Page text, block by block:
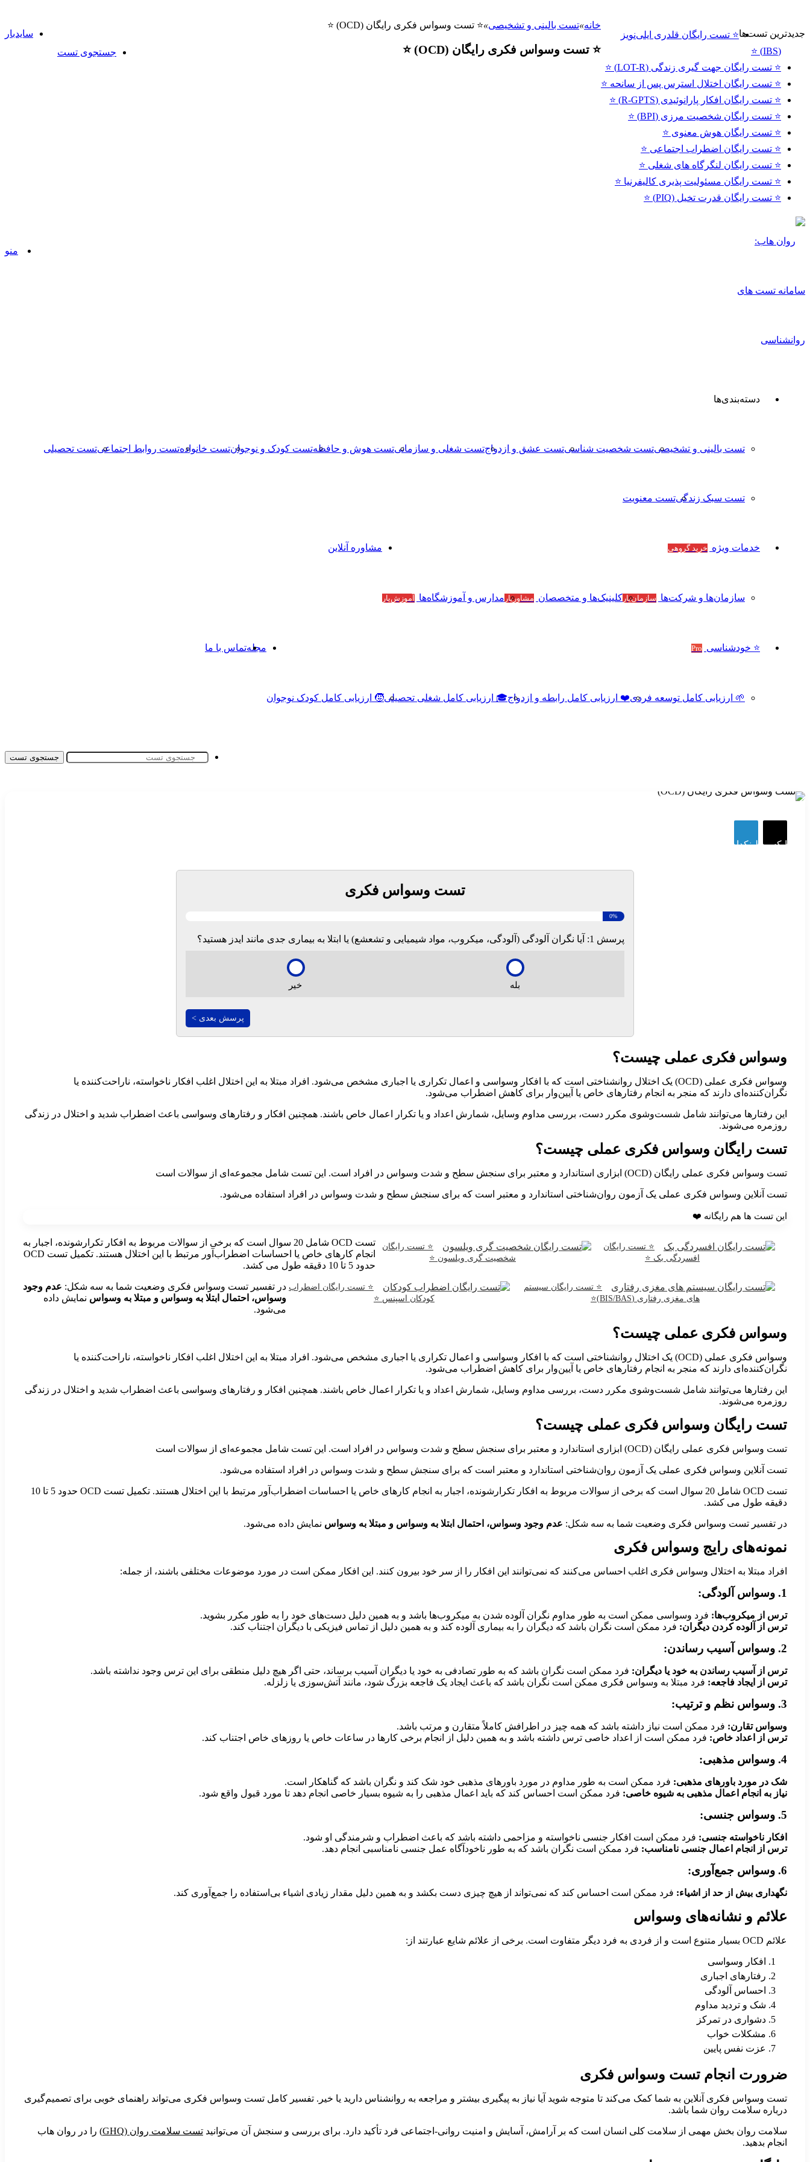
جدیدترین تست‌ها⭐ تست رایگان قلدری ایلی‌نویز
(IBS) ⭐
⭐ تست رایگان جهت گیری زندگی (LOT-R) ⭐
⭐ تست رایگان اختلال استرس پس از سانحه ⭐
⭐ تست رایگان افکار پارانوئیدی (R-GPTS) ⭐
⭐ تست رایگان شخصیت مرزی (BPI) ⭐
⭐ تست رایگان هوش معنوی ⭐
⭐ تست رایگان اضطراب اجتماعی ⭐
⭐ تست رایگان لنگرگاه های شغلی ⭐
⭐ تست رایگان مسئولیت پذیری کالیفرنیا ⭐
⭐ تست رایگان قدرت تخیل (PIQ) ⭐
سایدبار
جستجوی تست
منو
دسته‌بندی‌ها
تست بالینی و تشخیصیتست شخصیت شناسیتست عشق و ازدواجتست شغلی و سازمانیتست هوش و حافظهتست کودک و نوجوانتست خانوادهتست روابط اجتماعیتست تحصیلی
تست سبک زندگیتست معنویت
خدمات ویژه خرید گروهی
سازمان‌ها و شرکت‌ها سازمان‌یار کلینیک‌ها و متخصصان مشاوریار مدارس و آموزشگاه‌ها آموزش‌یار
مشاوره آنلاین
⭐ خودشناسی Pro
🌱 ارزیابی کامل توسعه فردی❤️ ارزیابی کامل رابطه و ازدواج🎓 ارزیابی کامل شغلی تحصیلی🧒 ارزیابی کامل کودک نوجوان
مجلهتماس با ما
جستجوی تست
خانه»تست بالینی و تشخیصی»⭐ تست وسواس فکری رایگان (OCD) ⭐
⭐ تست وسواس فکری رایگان (OCD) ⭐
ایکس لینکداین
تست وسواس فکری
0%
پرسش 1: آیا نگران آلودگی (آلودگی، میکروب، مواد شیمیایی و تشعشع) یا ابتلا به بیماری جدی مانند ایدز هستید؟
بله خیر
پرسش بعدی >
وسواس فکری عملی چیست؟
وسواس فکری عملی (OCD) یک اختلال روانشناختی است که با افکار وسواسی و اعمال تکراری یا اجباری مشخص می‌شود. افراد مبتلا به این اختلال اغلب افکار ناخواسته، ناراحت‌کننده یا
نگران‌کننده‌ای دارند که منجر به انجام رفتارهای خاص یا آیین‌وار برای کاهش اضطراب می‌شود.
این رفتارها می‌توانند شامل شست‌وشوی مکرر دست، بررسی مداوم وسایل، شمارش اعداد و یا تکرار اعمال خاص باشند. همچنین افکار و رفتارهای وسواسی باعث اضطراب شدید و اختلال در زندگی
روزمره می‌شوند.
تست رایگان وسواس فکری عملی چیست؟
تست وسواس فکری عملی رایگان (OCD) ابزاری استاندارد و معتبر برای سنجش سطح و شدت وسواس در افراد است. این تست شامل مجموعه‌ای از سوالات است
تست آنلاین وسواس فکری عملی یک آزمون روان‌شناختی استاندارد و معتبر است که برای سنجش سطح و شدت وسواس در افراد استفاده می‌شود.
این تست ها هم رایگانه ❤️
⭐ تست رایگان
افسردگی بک ⭐
⭐ تست رایگان
شخصیت گری ویلسون ⭐
⭐ تست رایگان سیستم
های مغزی رفتاری (BIS/BAS)⭐
⭐ تست رایگان اضطراب
کودکان اسپنس ⭐
تست OCD شامل 20 سوال است که برخی از سوالات مربوط به افکار تکرارشونده، اجبار به
انجام کارهای خاص یا احساسات اضطراب‌آور مرتبط با این اختلال هستند. تکمیل تست OCD
حدود 5 تا 10 دقیقه طول می کشد.
در تفسیر تست وسواس فکری وضعیت شما به سه شکل: عدم وجود
وسواس، احتمال ابتلا به وسواس و مبتلا به وسواس نمایش داده
می‌شود.
وسواس فکری عملی چیست؟
وسواس فکری عملی (OCD) یک اختلال روانشناختی است که با افکار وسواسی و اعمال تکراری یا اجباری مشخص می‌شود. افراد مبتلا به این اختلال اغلب افکار ناخواسته، ناراحت‌کننده یا
نگران‌کننده‌ای دارند که منجر به انجام رفتارهای خاص یا آیین‌وار برای کاهش اضطراب می‌شود.
این رفتارها می‌توانند شامل شست‌وشوی مکرر دست، بررسی مداوم وسایل، شمارش اعداد و یا تکرار اعمال خاص باشند. همچنین افکار و رفتارهای وسواسی باعث اضطراب شدید و اختلال در زندگی
روزمره می‌شوند.
تست رایگان وسواس فکری عملی چیست؟
تست وسواس فکری عملی رایگان (OCD) ابزاری استاندارد و معتبر برای سنجش سطح و شدت وسواس در افراد است. این تست شامل مجموعه‌ای از سوالات است
تست آنلاین وسواس فکری عملی یک آزمون روان‌شناختی استاندارد و معتبر است که برای سنجش سطح و شدت وسواس در افراد استفاده می‌شود.
تست OCD شامل 20 سوال است که برخی از سوالات مربوط به افکار تکرارشونده، اجبار به انجام کارهای خاص یا احساسات اضطراب‌آور مرتبط با این اختلال هستند. تکمیل تست OCD حدود 5 تا 10
دقیقه طول می کشد.
در تفسیر تست وسواس فکری وضعیت شما به سه شکل: عدم وجود وسواس، احتمال ابتلا به وسواس و مبتلا به وسواس نمایش داده می‌شود.
نمونه‌های رایج وسواس فکری
افراد مبتلا به اختلال وسواس فکری اغلب احساس می‌کنند که نمی‌توانند این افکار را از سر خود بیرون کنند. این افکار ممکن است در مورد موضوعات مختلفی باشند، از جمله:
1. وسواس آلودگی:
ترس از میکروب‌ها: فرد وسواسی ممکن است به طور مداوم نگران آلوده شدن به میکروب‌ها باشد و به همین دلیل دست‌های خود را به طور مکرر بشوید.
ترس از آلوده کردن دیگران: فرد ممکن است نگران باشد که دیگران را به بیماری آلوده کند و به همین دلیل از تماس فیزیکی با دیگران اجتناب کند.
2. وسواس آسیب رساندن:
ترس از آسیب رساندن به خود یا دیگران: فرد ممکن است نگران باشد که به طور تصادفی به خود یا دیگران آسیب برساند، حتی اگر هیچ دلیل منطقی برای این ترس وجود نداشته باشد.
ترس از ایجاد فاجعه: فرد مبتلا به وسواس فکری ممکن است نگران باشد که باعث ایجاد یک فاجعه بزرگ شود، مانند آتش‌سوزی یا زلزله.
3. وسواس نظم و ترتیب:
وسواس تقارن: فرد ممکن است نیاز داشته باشد که همه چیز در اطرافش کاملاً متقارن و مرتب باشد.
ترس از اعداد خاص: فرد ممکن است از اعداد خاصی ترس داشته باشد و به همین دلیل از انجام برخی کارها در ساعات خاص یا روزهای خاص اجتناب کند.
4. وسواس مذهبی:
شک در مورد باورهای مذهبی: فرد ممکن است به طور مداوم در مورد باورهای مذهبی خود شک کند و نگران باشد که گناهکار است.
نیاز به انجام اعمال مذهبی به شیوه خاصی: فرد ممکن است احساس کند که باید اعمال مذهبی را به شیوه بسیار خاصی انجام دهد تا مورد قبول واقع شود.
5. وسواس جنسی:
افکار ناخواسته جنسی: فرد ممکن است افکار جنسی ناخواسته و مزاحمی داشته باشد که باعث اضطراب و شرمندگی او شود.
ترس از انجام اعمال جنسی نامناسب: فرد ممکن است نگران باشد که به طور ناخودآگاه عمل جنسی نامناسبی انجام دهد.
6. وسواس جمع‌آوری:
نگهداری بیش از حد از اشیاء: فرد ممکن است احساس کند که نمی‌تواند از هیچ چیزی دست بکشد و به همین دلیل مقدار زیادی اشیاء بی‌استفاده را جمع‌آوری کند.
علائم و نشانه‌های وسواس
علائم OCD بسیار متنوع است و از فردی به فرد دیگر متفاوت است. برخی از علائم شایع عبارتند از:
افکار وسواسی
رفتارهای اجباری
احساس آلودگی
شک و تردید مداوم
دشواری در تمرکز
مشکلات خواب
عزت نفس پایین
ضرورت انجام تست وسواس فکری
تست وسواس فکری آنلاین به شما کمک می‌کند تا متوجه شوید آیا نیاز به پیگیری بیشتر و مراجعه به روانشناس دارید یا خیر. تفسیر کامل تست وسواس فکری می‌تواند راهنمای خوبی برای تصمیم‌گیری
درباره سلامت روان شما باشد.
سلامت روان بخش مهمی از سلامت کلی انسان است که بر آرامش، آسایش و امنیت روانی-اجتماعی فرد تأکید دارد. برای بررسی و سنجش آن می‌توانید تست سلامت روان (GHQ)
را در روان هاب
انجام بدهید.